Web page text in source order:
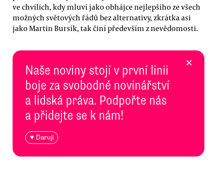
ve chvílích, kdy mluví jako obhájce nejlepšího ze všech
možných světových řádů bez alternativy, zkrátka asi
jako Martin Bursík, tak činí především z nevědomosti.
Naše noviny stojí v první linii
boje za svobodné novinářství
a lidská práva. Podpořte nás
a přidejte se k nám!
♥ Daruji
×